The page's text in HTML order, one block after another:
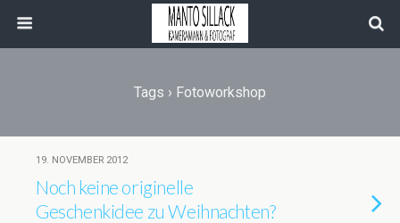
Tags › Fotoworkshop
19. NOVEMBER 2012
Noch keine originelle
Geschenkidee zu Weihnachten?